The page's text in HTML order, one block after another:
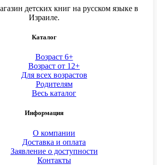
детских книг на русском языке в
Израиле.
Каталог
Возраст 6+
Возраст от 12+
Для всех возрастов
Родителям
Весь каталог
Информация
О компании
Доставка и оплата
Заявление о доступности
Контакты